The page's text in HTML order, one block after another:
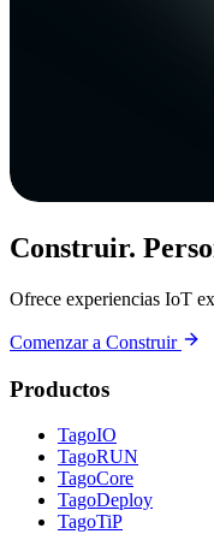
Construir.
Ofrece experiencias IoT
Comenzar a Construir
Productos
TagoIO
TagoRUN
TagoCore
TagoDeploy
TagoTiP